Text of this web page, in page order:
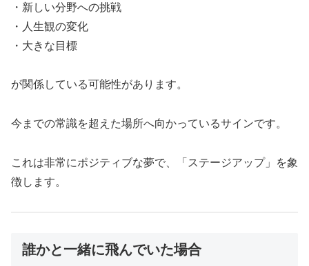
・新しい分野への挑戦
・人生観の変化
・大きな目標
が関係している可能性があります。
今までの常識を超えた場所へ向かっているサインです。
これは非常にポジティブな夢で、「ステージアップ」を象
徴します。
誰かと一緒に飛んでいた場合